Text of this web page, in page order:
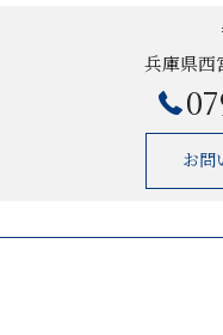
兵庫県西
お問